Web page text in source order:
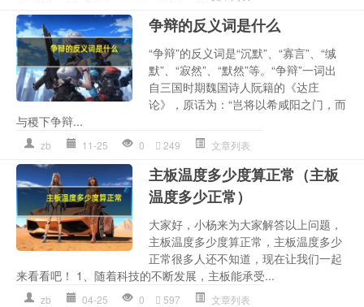
争辩的反义词是什么
“争辩”的反义词是“沉默”、“寡言”、“缄
默”、“寂然”、“默然”等。“争辩”一词出
自三国时期魏国诗人阮籍的《达庄
论》，原话为：“岂将以希咸阳之门，而
与稷下争辩...
zb 11-25 0 249 文章列表
主板温度多少度算正常（主板
温度多少正常）
大家好，小杨来为大家解答以上问题，
主板温度多少度算正常，主板温度多少
正常很多人还不知道，现在让我们一起
来看看吧！ 1、随着科技的不断发展，主板能承受...
zb 04-25 0 597 文章列表